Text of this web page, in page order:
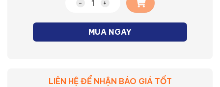
Nút nhấn chuông Minerva Panasonic số
MUA NGAY
LIÊN HỆ ĐỂ NHẬN BÁO GIÁ TỐT